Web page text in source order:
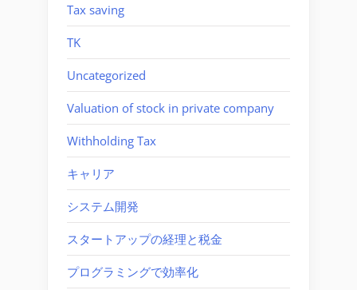
Tax saving
TK
Uncategorized
Valuation of stock in private company
Withholding Tax
キャリア
システム開発
スタートアップの経理と税金
プログラミングで効率化